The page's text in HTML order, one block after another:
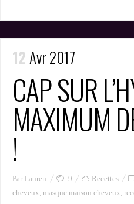
12 Avr 2017
CAP SUR
MAXIMUM
!
Par Lauren 9 Recettes
cheveux masque maison cheveux